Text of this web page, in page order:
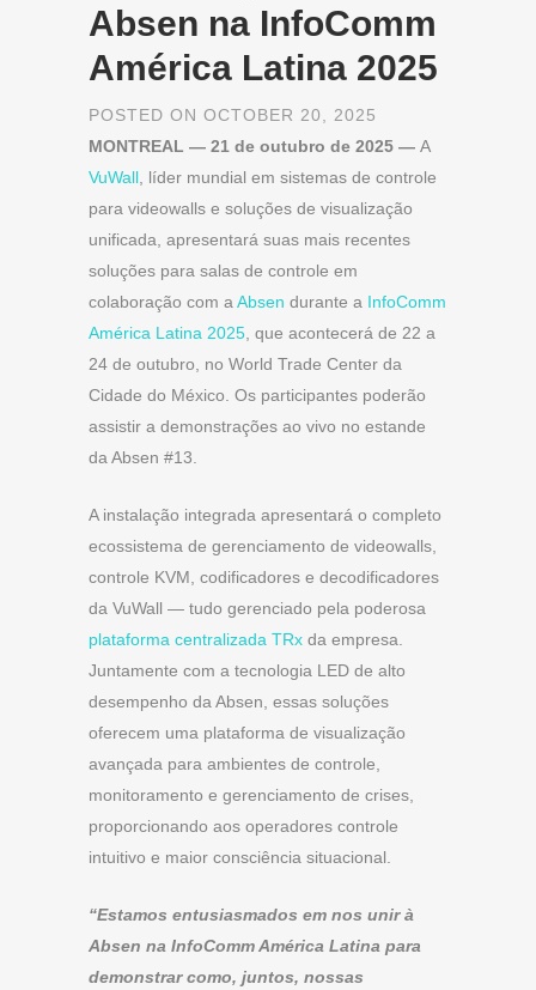
Absen na InfoComm
América Latina 2025
POSTED ON OCTOBER 20, 2025
MONTREAL — 21 de outubro de 2025 — A
VuWall , líder mundial em sistemas de controle
para videowalls e soluções de visualização
unificada, apresentará suas mais recentes
soluções para salas de controle em
colaboração com a Absen durante a InfoComm
América Latina 2025 , que acontecerá de 22 a
24 de outubro, no World Trade Center da
Cidade do México. Os participantes poderão
assistir a demonstrações ao vivo no estande
da Absen #13.
A instalação integrada apresentará o completo
ecossistema de gerenciamento de videowalls,
controle KVM, codificadores e decodificadores
da VuWall — tudo gerenciado pela poderosa
plataforma centralizada TRx da empresa.
Juntamente com a tecnologia LED de alto
desempenho da Absen, essas soluções
oferecem uma plataforma de visualização
avançada para ambientes de controle,
monitoramento e gerenciamento de crises,
proporcionando aos operadores controle
intuitivo e maior consciência situacional.
“Estamos entusiasmados em nos unir à
Absen na InfoComm América Latina para
demonstrar como, juntos, nossas